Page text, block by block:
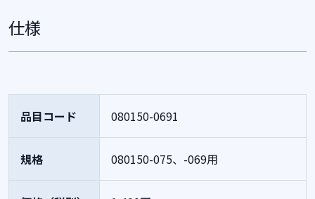
仕様
品目コード 080150-0691
規格 080150-075、-069用